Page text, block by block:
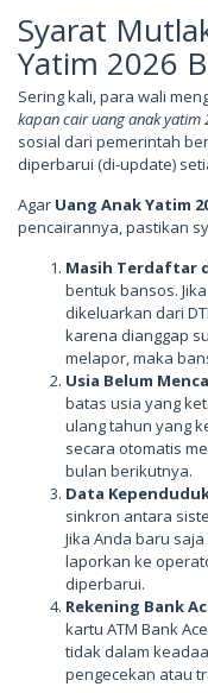
Syarat
Yatim 2026
Sering kali, para wali
kapan cair uang anak
sosial dari pemerintah
diperbarui (di-update)
Agar Uang Anak Yatim
pencairannya, pastikan
Masih Terdaftar
bentuk bansos.
dikeluarkan dari
karena dianggap
melapor, maka
Usia Belum
batas usia yang
ulang tahun yang
secara otomatis
bulan berikutnya.
Data
sinkron antara
Jika Anda baru
laporkan ke
diperbarui.
Rekening Bank
kartu ATM Bank
tidak dalam
pengecekan atau